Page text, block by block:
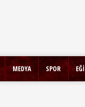
MEDYA SPOR